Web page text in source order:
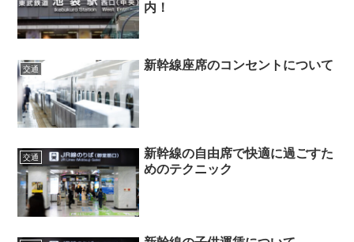
内！
交通 新幹線座席のコンセントについて
交通
新幹線の自由席で快適に過ごすた
めのテクニック